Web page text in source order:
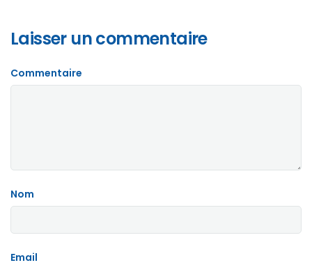
Laisser un commentaire
Commentaire
Nom
Email